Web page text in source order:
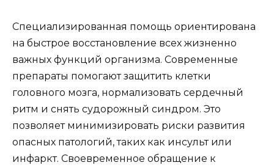
Специализированная помощь ориентирована
на быстрое восстановление всех жизненно
важных функций организма. Современные
препараты помогают защитить клетки
головного мозга, нормализовать сердечный
ритм и снять судорожный синдром. Это
позволяет минимизировать риски развития
опасных патологий, таких как инсульт или
инфаркт. Своевременное обращение к